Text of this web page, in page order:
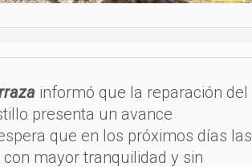
informó que la reparación del
presenta un avance
que en los próximos días las
mayor tranquilidad y sin